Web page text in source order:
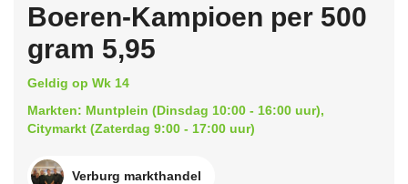
Boeren-Kampioen per 500
gram 5,95
Geldig op Wk 14
Markten: Muntplein (Dinsdag 10:00 - 16:00 uur),
Citymarkt (Zaterdag 9:00 - 17:00 uur)
Verburg markthandel